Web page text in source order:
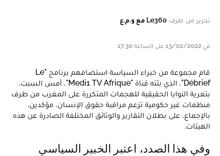
تحرير من طرف Le360 مع و.م.ع
في 13/02/2022 على الساعة 17:30
قام مجموعة من خبراء السياسة استضافهم برنامج "Le
Débrief"، الذي بثته قناة "Medi1 TV Afrique"، أمس السبت،
بتعرية النوايا الحقيقية للهجمات المتكررة على المغرب من طرف
منظمات غير حكومية تزعم مراقبة حقوق الإنسان، مؤكدين،
بالإجماع، على بطلان التقارير والوثائق المختلفة الصادرة عن هذه
الهيئات.
وفي هذا الصدد، اعتبر الخبير السياسي